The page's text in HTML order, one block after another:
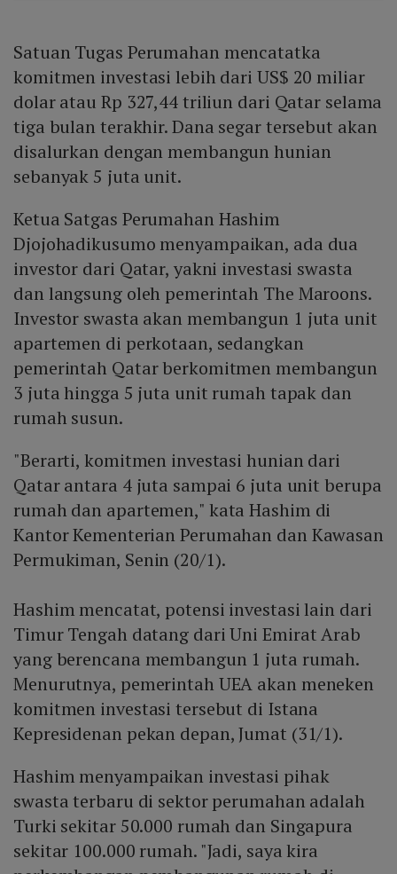
Satuan Tugas Perumahan mencatatka
komitmen investasi lebih dari US$ 20 miliar
dolar atau Rp 327,44 triliun dari Qatar selama
tiga bulan terakhir. Dana segar tersebut akan
disalurkan dengan membangun hunian
sebanyak 5 juta unit.
Ketua Satgas Perumahan Hashim
Djojohadikusumo menyampaikan, ada dua
investor dari Qatar, yakni investasi swasta
dan langsung oleh pemerintah The Maroons.
Investor swasta akan membangun 1 juta unit
apartemen di perkotaan, sedangkan
pemerintah Qatar berkomitmen membangun
3 juta hingga 5 juta unit rumah tapak dan
rumah susun.
"Berarti, komitmen investasi hunian dari
Qatar antara 4 juta sampai 6 juta unit berupa
rumah dan apartemen," kata Hashim di
Kantor Kementerian Perumahan dan Kawasan
Permukiman, Senin (20/1).
Hashim mencatat, potensi investasi lain dari
Timur Tengah datang dari Uni Emirat Arab
yang berencana membangun 1 juta rumah.
Menurutnya, pemerintah UEA akan meneken
komitmen investasi tersebut di Istana
Kepresidenan pekan depan, Jumat (31/1).
Hashim menyampaikan investasi pihak
swasta terbaru di sektor perumahan adalah
Turki sekitar 50.000 rumah dan Singapura
sekitar 100.000 rumah. "Jadi, saya kira